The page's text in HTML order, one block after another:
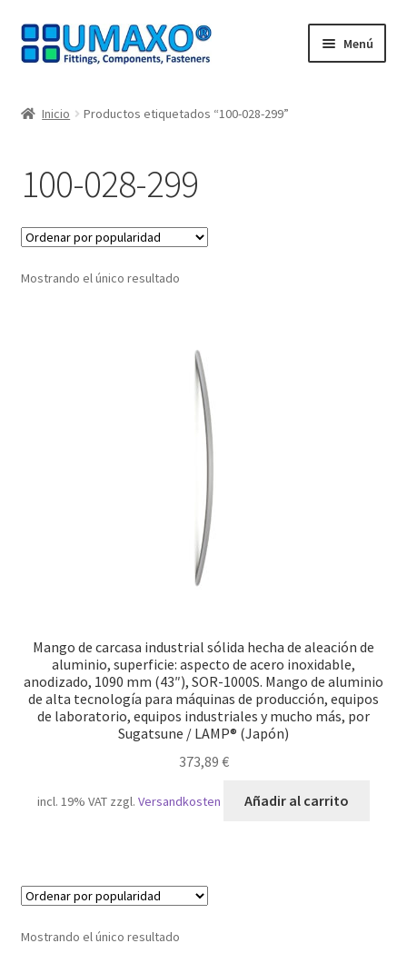
Ir
a
Ir
al
Menú
Caja registradora
Cesta
Contacte con
Inicio Productos etiquetados “100-028-299”
100-028-299
Mostrando el único resultado
Mango de carcasa industrial sólida hecha de aleación de
aluminio, superficie: aspecto de acero inoxidable,
anodizado, 1090 mm (43″), SOR-1000S. Mango de aluminio
de alta tecnología para máquinas de producción, equipos
de laboratorio, equipos industriales y mucho más, por
Sugatsune / LAMP® (Japón)
373,89 €
incl. 19% VAT zzgl.Versandkosten Añadir al carrito
Mostrando el único resultado